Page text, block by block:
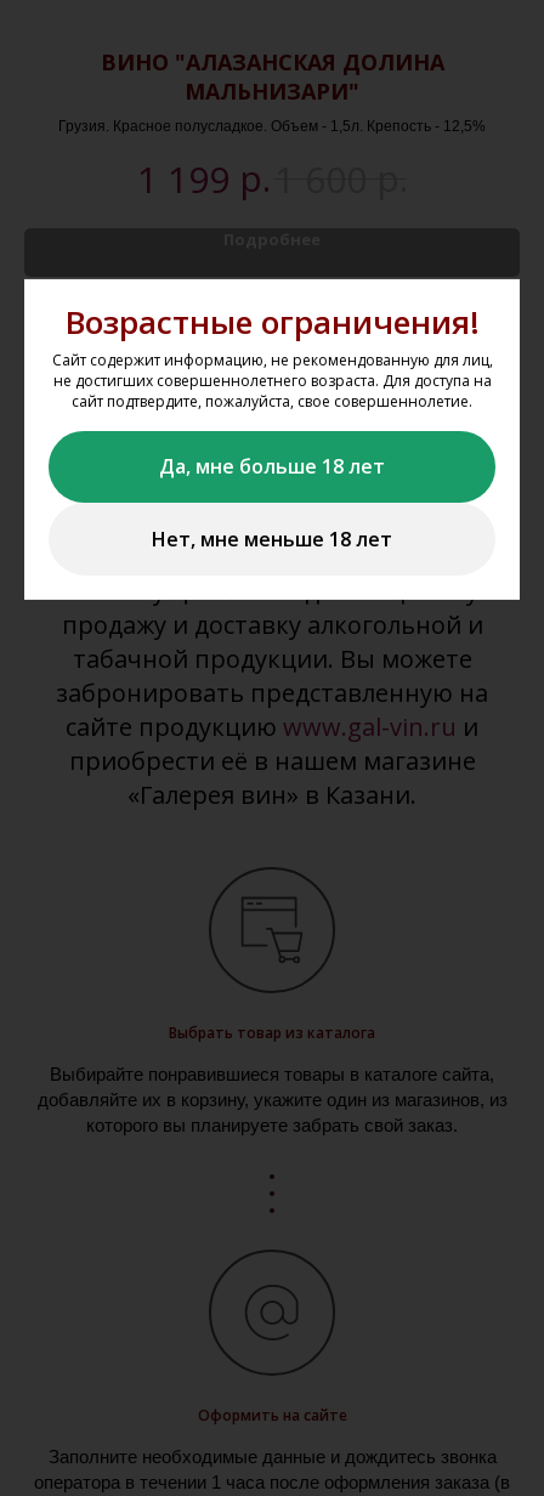
Возрастные ограничения!
Сайт содержит информацию, не рекомендованную для лиц,
не достигших совершеннолетнего возраста. Для доступа на
сайт подтвердите, пожалуйста, свое совершеннолетие.
Да, мне больше 18 лет
Нет, мне меньше 18 лет
ВИНО "АЛАЗАНСКАЯ ДОЛИНА
МАЛЬНИЗАРИ"
Грузия. Красное полусладкое. Объем - 1,5л. Крепость - 12,5%
1 199 р.
Как оформить заказ на
сайте?
продажу и доставку алкогольной и
табачной продукции. Вы можете
забронировать представленную на
сайте продукцию www.gal-vin.ru и
приобрести её в нашем магазине
«Галерея вин» в Казани.
Выбрать товар из каталога
Выбирайте понравившиеся товары в каталоге сайта,
добавляйте их в корзину, укажите один из магазинов, из
которого вы планируете забрать свой заказ.
Оформить на сайте
Заполните необходимые данные и дождитесь звонка
оператора в течении 1 часа после оформления заказа (в